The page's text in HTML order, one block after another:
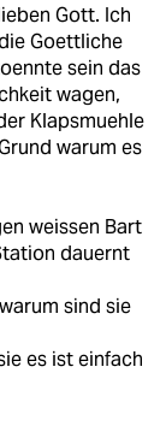
Gott. Ich
Goettliche
sein das
wagen,
Klapsmuehle
warum es
weissen Bart
dauernt
sind sie
es ist einfach